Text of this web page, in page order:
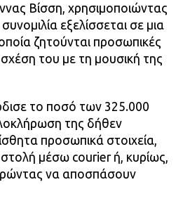
Βίσση, χρησιμοποιώντας
εξελίσσεται σε μια
ζητούνται προσωπικές
του με τη μουσική της
το ποσό των 325.000
της δήθεν
προσωπικά στοιχεία,
μέσω courier ή, κυρίως,
να αποσπάσουν